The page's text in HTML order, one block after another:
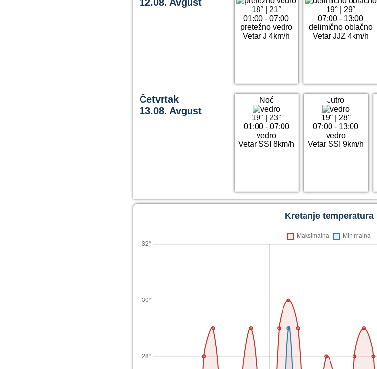
12.08. Avgust
18°| 21°
01:00 - 07:00
pretežno vedro
Vetar J 4km/h
19°| 29°
07:00 - 13:00
delimično oblačno
Vetar JJZ 4km/h
Četvrtak
13.08. Avgust
Noć
19°
23°
01:00 - 07:00
vedro
Vetar SSI 8km/h
Jutro
19°| 28°
07:00 - 13:00
vedro
Vetar SSI 9km/h
Kretanje temperatura